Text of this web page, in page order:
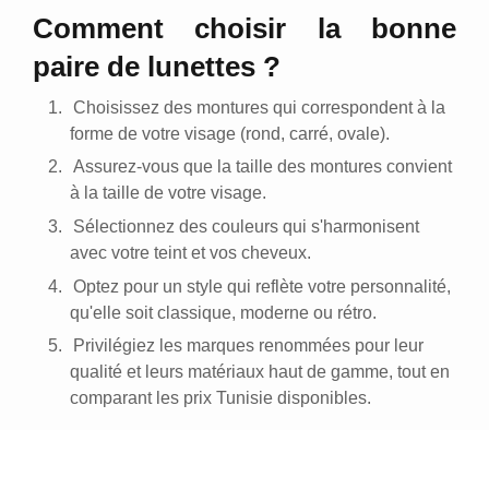
Comment choisir la bonne
paire de lunettes ?
1.
Choisissez des montures qui correspondent à la
forme de votre visage (rond, carré, ovale).
2.
Assurez-vous que la taille des montures convient
à la taille de votre visage.
3.
Sélectionnez des couleurs qui s'harmonisent
avec votre teint et vos cheveux.
4.
Optez pour un style qui reflète votre personnalité,
qu'elle soit classique, moderne ou rétro.
5.
Privilégiez les marques renommées pour leur
qualité et leurs matériaux haut de gamme, tout en
comparant les prix Tunisie disponibles.